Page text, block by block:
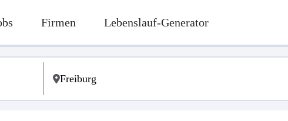
Firmen Lebenslauf-Generator